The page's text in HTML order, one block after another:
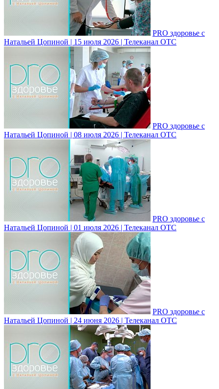
PRO здоровье с
Натальей Цопиной | 15 июля 2026 | Телеканал ОТС
PRO здоровье с
Натальей Цопиной | 08 июля 2026 | Телеканал ОТС
PRO здоровье с
Натальей Цопиной | 01 июля 2026 | Телеканал ОТС
PRO здоровье с
Натальей Цопиной | 24 июня 2026 | Телеканал ОТС